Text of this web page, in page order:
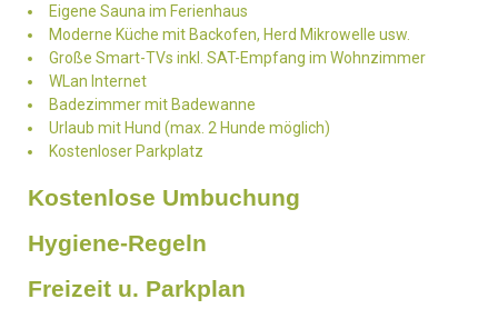
Eigene Sauna im Ferienhaus
Moderne Küche mit Backofen, Herd Mikrowelle usw.
Große Smart-TVs inkl. SAT-Empfang im Wohnzimmer
WLan Internet
Badezimmer mit Badewanne
Urlaub mit Hund (max. 2 Hunde möglich)
Kostenloser Parkplatz
Kostenlose Umbuchung
Hygiene-Regeln
Freizeit u. Parkplan